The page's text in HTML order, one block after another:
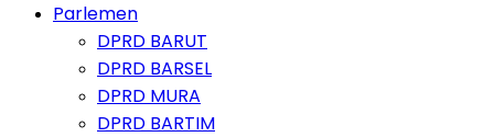
Parlemen
DPRD BARUT
DPRD BARSEL
DPRD MURA
DPRD BARTIM